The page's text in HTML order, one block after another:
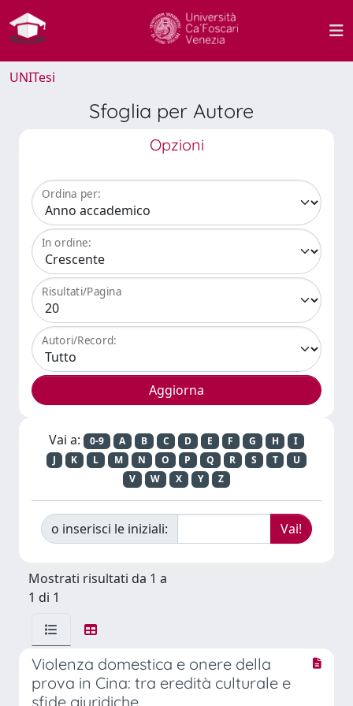
UNITesi
Sfoglia per Autore
Opzioni
Ordina per:
In ordine:
Risultati/Pagina
Autori/Record:
Vai a: 0-9 A B C D E F G H
I
J
K L M N O P Q R S T
U
V
W X Y Z
o inserisci le iniziali:
Mostrati risultati da 1 a
1 di 1
Violenza domestica e onere della
prova in Cina: tra eredità culturale e
sfide giuridiche